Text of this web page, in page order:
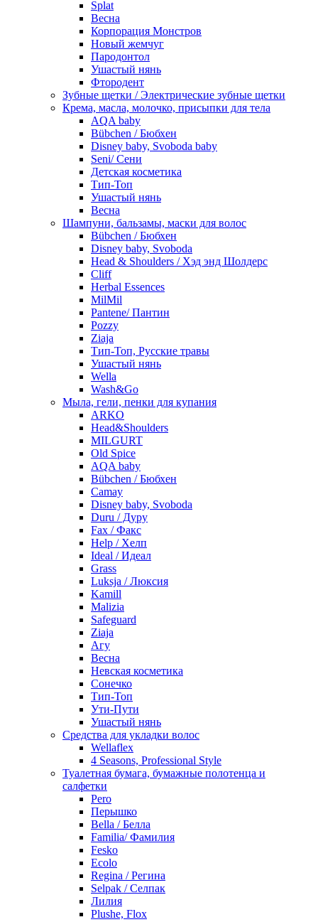
Splat
Весна
Корпорация Монстров
Новый жемчуг
Пародонтол
Ушастый нянь
Фтородент
Зубные щетки / Электрические зубные щетки
Крема, масла, молочко, присыпки для тела
AQA baby
Bübchen / Бюбхен
Disney baby, Svoboda baby
Seni/ Сени
Детская косметика
Тип-Топ
Ушастый нянь
Весна
Шампуни, бальзамы, маски для волос
Bübchen / Бюбхен
Disney baby, Svoboda
Head & Shoulders / Хэд энд Шолдерс
Cliff
Herbal Essences
MilMil
Pantene/ Пантин
Pozzy
Ziaja
Тип-Топ, Русские травы
Ушастый нянь
Wella
Wash&Go
Мыла, гели, пенки для купания
ARKO
Head&Shoulders
MILGURT
Old Spice
AQA baby
Bübchen / Бюбхен
Camay
Disney baby, Svoboda
Duru / Дуру
Fax / Факс
Help / Хелп
Ideal / Идеал
Grass
Luksja / Люксия
Kamill
Malizia
Safeguard
Ziaja
Агу
Весна
Невская косметика
Сонечко
Тип-Топ
Ути-Пути
Ушастый нянь
Средства для укладки волос
Wellaflex
4 Seasons, Professional Style
Туалетная бумага, бумажные полотенца и
салфетки
Pero
Перышко
Bella / Белла
Familia/ Фамилия
Fesko
Ecolo
Regina / Регина
Selpak / Селпак
Лилия
Plushe, Flox